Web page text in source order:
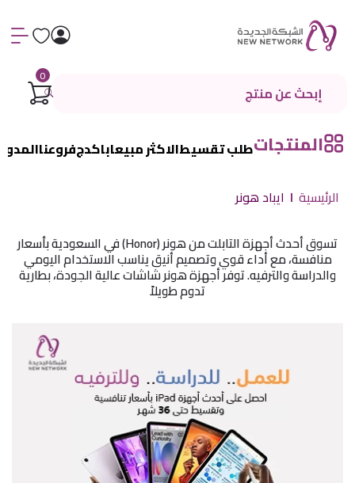
0
المنتجاتطلب تقسيطالاكثر مبيعاباكدجفروعنا
الرئيسية ايباد هونر
تسوق أحدث أجهزة التابلت من هونر (Honor) في السعودية بأسعار
منافسة، مع أداء قوي وتصميم أنيق يناسب الاستخدام اليومي
والدراسة والترفيه. توفر أجهزة هونر شاشات عالية الجودة، بطارية
تدوم طويلاً